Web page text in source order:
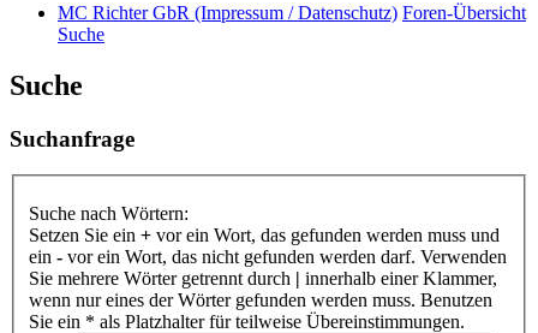
MC Richter GbR (Impressum / Datenschutz) Foren-Übersicht
Suche
Suche
Suchanfrage
Suche nach Wörtern:
Setzen Sie ein + vor ein Wort, das gefunden werden muss und
ein - vor ein Wort, das nicht gefunden werden darf. Verwenden
Sie mehrere Wörter getrennt durch | innerhalb einer Klammer,
wenn nur eines der Wörter gefunden werden muss. Benutzen
Sie ein * als Platzhalter für teilweise Übereinstimmungen.